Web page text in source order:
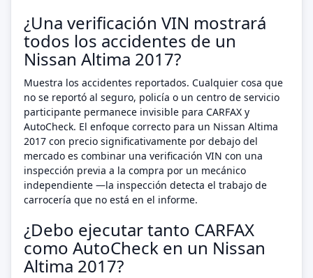
¿Una verificación VIN mostrará
todos los accidentes de un
Nissan Altima 2017?
Muestra los accidentes reportados. Cualquier cosa que
no se reportó al seguro, policía o un centro de servicio
participante permanece invisible para CARFAX y
AutoCheck. El enfoque correcto para un Nissan Altima
2017 con precio significativamente por debajo del
mercado es combinar una verificación VIN con una
inspección previa a la compra por un mecánico
independiente —la inspección detecta el trabajo de
carrocería que no está en el informe.
¿Debo ejecutar tanto CARFAX
como AutoCheck en un Nissan
Altima 2017?